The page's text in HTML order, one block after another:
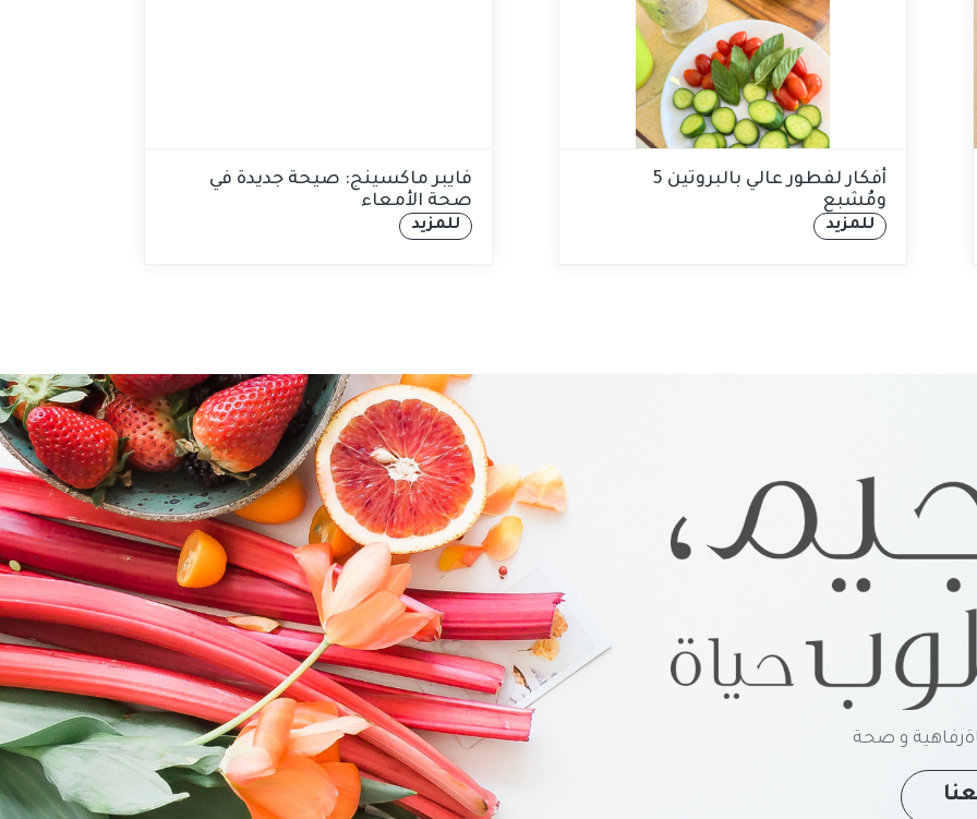
فايبر ماكسينج: صيحة جديدة في
صحة الأمعاء
للمزيد
ومُشبع
للمزيد
و صحة